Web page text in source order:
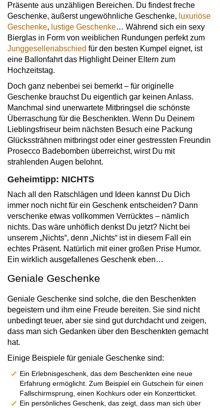
Präsente aus unzähligen Bereichen. Du findest freche
Geschenke, äußerst ungewöhnliche Geschenke, luxuriöse
Geschenke, lustige Geschenke… Während sich ein sexy
Bierglas in Form von weiblichen Rundungen perfekt zum
Junggesellenabschied für den besten Kumpel eignet, ist
eine Ballonfahrt das Highlight Deiner Eltern zum
Hochzeitstag.
Doch ganz nebenbei sei bemerkt – für originelle
Geschenke brauchst Du eigentlich gar keinen Anlass.
Manchmal sind unerwartete Mitbringsel die schönste
Überraschung für die Beschenkten. Wenn Du Deinem
Lieblingsfriseur beim nächsten Besuch eine Packung
Glückssträhnen mitbringst oder einer gestressten Freundin
Prosecco Badebomben überreichst, wirst Du mit
strahlenden Augen belohnt.
Geheimtipp: NICHTS
Nach all den Ratschlägen und Ideen kannst Du Dich
immer noch nicht für ein Geschenk entscheiden? Dann
verschenke etwas vollkommen Verrücktes – nämlich
nichts. Das wäre unhöflich denkst Du jetzt? Nicht bei
unserem „Nichts“, denn „Nichts“ ist in diesem Fall ein
echtes Präsent. Natürlich mit einer großen Prise Humor.
Ein wirklich ausgefallenes Geschenk eben…
Geniale Geschenke
Geniale Geschenke sind solche, die den Beschenkten
begeistern und ihm eine Freude bereiten. Sie sind nicht
unbedingt teuer, aber sie sind gut durchdacht und zeigen,
dass man sich Gedanken über den Beschenkten gemacht
hat.
Einige Beispiele für geniale Geschenke sind:
Ein Erlebnisgeschenk, das dem Beschenkten eine neue
Erfahrung ermöglicht. Zum Beispiel ein Gutschein für einen
Fallschirmsprung, einen Kochkurs oder ein Konzertticket.
Ein persönliches Geschenk, das zeigt, dass man sich über